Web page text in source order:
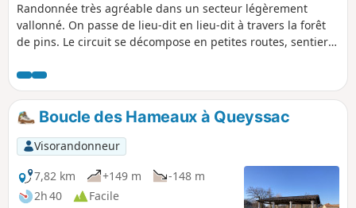
Randonnée très agréable dans un secteur légèrement
vallonné. On passe de lieu-dit en lieu-dit à travers la forêt
de pins. Le circuit se décompose en petites routes, sentiers
étangs.
Boucle des Hameaux à Queyssac
Visorandonneur
7,82 km
+149 m
-148 m
2h 40
Facile